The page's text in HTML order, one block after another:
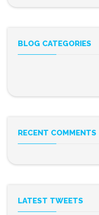
BLOG CATEGORIES
RECENT COMMENTS
LATEST TWEETS